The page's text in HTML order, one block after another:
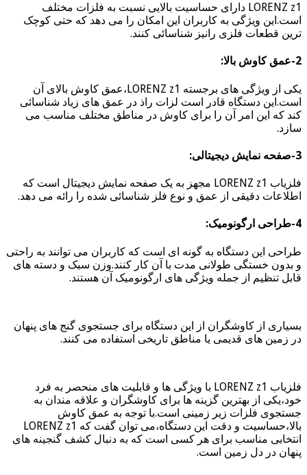
LORENZ z1 دارای حساسیت بالایی نسبت به فلزات مختلف
است.این ویژگی به کاربران این امکان را می دهد که حتی کوچک
ترین قطعات فلزی رانیز شناسائی کنند.
2-عمق کاوش بالا:
یکی از ویژگی های برجسته LORENZ z1،عمق کاوش بالای آن
است.این دستگاه قادر است لزات راذ در عمق های زیاد شناسائی
کند که این امر آن را برای کاوش در مناطق مختلف مناسب می
سازد.
3-صفحه نمایش دیجیتالی:
فلزیاب LORENZ z1 مجهز به یک صفحه نمایش دیجیتال است که
اطلاعات دقیقی از عمق و نوع فلز شناسائی شده را رائه می دهد.
4-طراحی ارگونومیک:
طراحی این دستگاه به گونه ای است که کاربران می توانند به راحتی
و بدون خستگی طولانی مدت با آن کار کنند.وزن سبک و دسته های
قابل تنظیم از جمله ویژگی های ارگونومیک آن هستند.
بسیاری از کاوشگران از این دستگاه برای جستجوی گنج های پنهان
در زمین های قدیمی یا مناطق تاریخی استفاده می کنند.
فلزیاب LORENZ z1 با ویژگی ها و قابلیت های منحصر به فرد
خود،یکی از بهترین گزینه ها برای کاوشگران و علاقه مندان به
جستجوی فلزات زیر زمینی است.با توجه به عمق کاوش
بالا،حساسیت و دقت این دستگاه،می توان گفت که LORENZ z1
انتخابی مناسب برای هر کسی است که به دنبال کشف گنجینه های
پنهان در دل زمین است.